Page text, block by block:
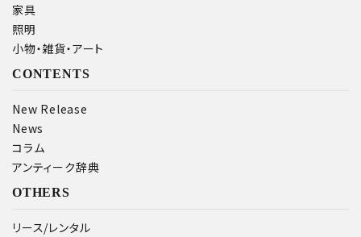
家具
照明
小物・雑貨・アート
CONTENTS
New Release
News
コラム
アンティーク辞典
OTHERS
リース/レンタル